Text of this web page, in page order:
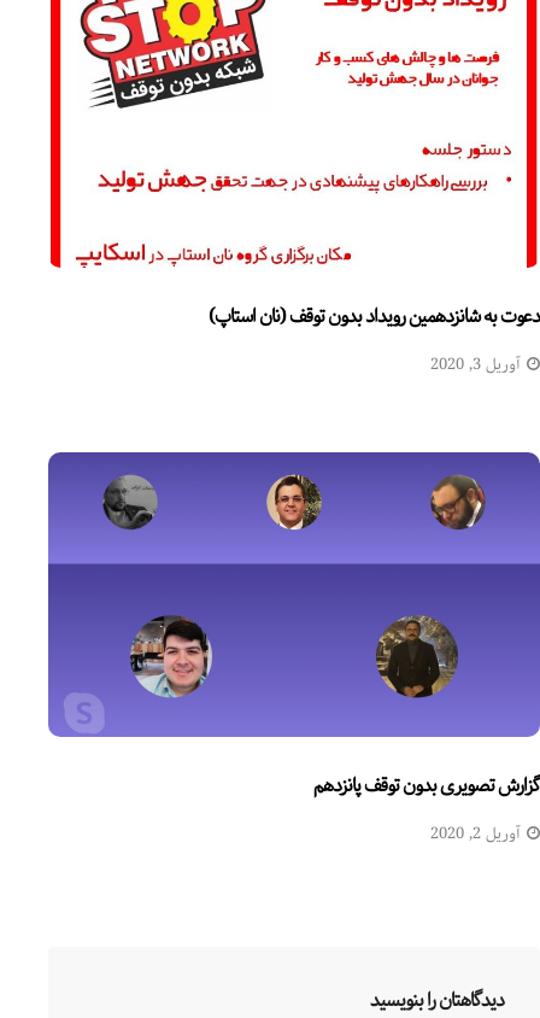
دعوت به شانزدهمین رویداد بدون توقف (نان استاپ)
آوریل 3, 2020
گزارش تصویری بدون توقف پانزدهم
آوریل 2, 2020
دیدگاهتان را بنویسید